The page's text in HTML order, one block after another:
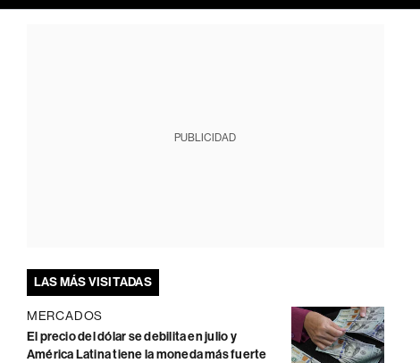
PUBLICIDAD
LAS MÁS VISITADAS
MERCADOS
El precio del dólar se debilita en julio y
América Latina tiene la moneda más fuerte